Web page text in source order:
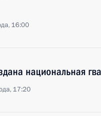
16:00
национальная
17:20